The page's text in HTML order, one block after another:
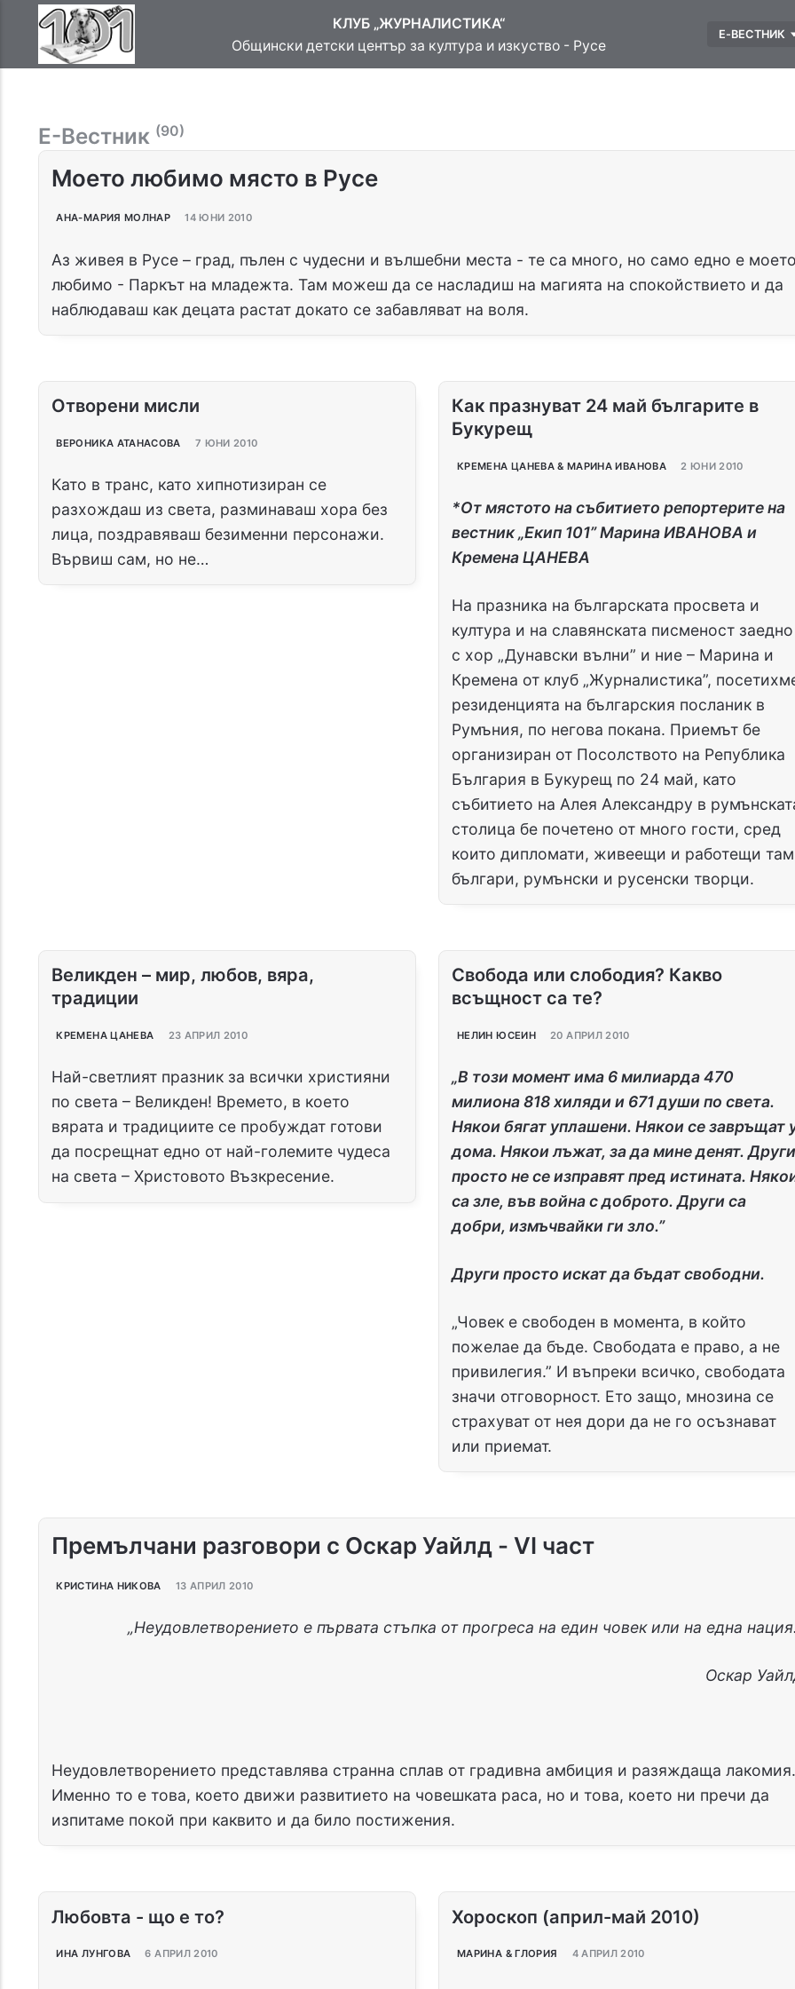
КЛУБ „ЖУРНАЛИСТИКА“
Общински детски център за култура и изкуство - Русе
Е-ВЕСТНИК
Е-Вестник (90)
Моето любимо място в Русе
АНА-МАРИЯ МОЛНАР 14 ЮНИ 2010
Аз живея в Русе – град, пълен с чудесни и вълшебни места - те са много, но само едно е моето
любимо - Паркът на младежта. Там можеш да се насладиш на магията на спокойствието и да
наблюдаваш как децата растат докато се забавляват на воля.
Отворени мисли
ВЕРОНИКА АТАНАСОВА 7 ЮНИ 2010
Като в транс, като хипнотизиран се
разхождаш из света, разминаваш хора без
лица, поздравяваш безименни персонажи.
Вървиш сам, но не…
Как празнуват 24 май българите в
Букурещ
КРЕМЕНА ЦАНЕВА & МАРИНА ИВАНОВА 2 ЮНИ 2010
*От мястото на събитието репортерите на
вестник „Екип 101” Марина ИВАНОВА и
Кремена ЦАНЕВА
На празника на българската просвета и
култура и на славянската писменост заедно
с хор „Дунавски вълни” и ние – Марина и
Кремена от клуб „Журналистика”,
резиденцията на българския посланик в
Румъния, по негова покана. Приемът бе
организиран от Посолството на Република
България в Букурещ по 24 май, като
събитието на Алея Александру в
столица бе почетено от много гости, сред
които дипломати, живеещи и работещи там
българи, румънски и русенски творци.
Великден – мир, любов, вяра,
традиции
КРЕМЕНА ЦАНЕВА 23 АПРИЛ 2010
Най-светлият празник за всички християни
по света – Великден! Времето, в което
вярата и традициите се пробуждат готови
да посрещнат едно от най-големите чудеса
на света – Христовото Възкресение.
Свобода или слободия? Какво
всъщност са те?
НЕЛИН ЮСЕИН 20 АПРИЛ 2010
„В този момент има 6 милиарда 470
милиона 818 хиляди и 671 души по света.
Някои бягат уплашени. Някои се завръщат
дома. Някои лъжат, за да мине денят. Други
просто не се изправят пред истината.
са зле, във война с доброто. Други са
добри, измъчвайки ги зло.”
Други просто искат да бъдат свободни.
„Човек е свободен в момента, в който
пожелае да бъде. Свободата е право, а не
привилегия.” И въпреки всичко, свободата
значи отговорност. Ето защо, мнозина се
страхуват от нея дори да не го осъзнават
или приемат.
Премълчани разговори с Оскар Уайлд - VI част
КРИСТИНА НИКОВА 13 АПРИЛ 2010
„Неудовлетворението е първата стъпка от прогреса на един човек или на една
Оскар
Неудовлетворението представлява странна сплав от градивна амбиция и разяждаща лакомия.
Именно то е това, което движи развитието на човешката раса, но и това, което ни пречи да
изпитаме покой при каквито и да било постижения.
Любовта - що е то?
ИНА ЛУНГОВА 6 АПРИЛ 2010
Хороскоп (април-май 2010)
МАРИНА & ГЛОРИЯ 4 АПРИЛ 2010